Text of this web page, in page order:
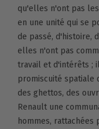
qu'elles n'ont pas
en une unité qui se
de passé, d'histoire,
elles n'ont pas
travail et d'intérêts ;
promiscuité spatiale
des ghettos, des
Renault une
hommes,